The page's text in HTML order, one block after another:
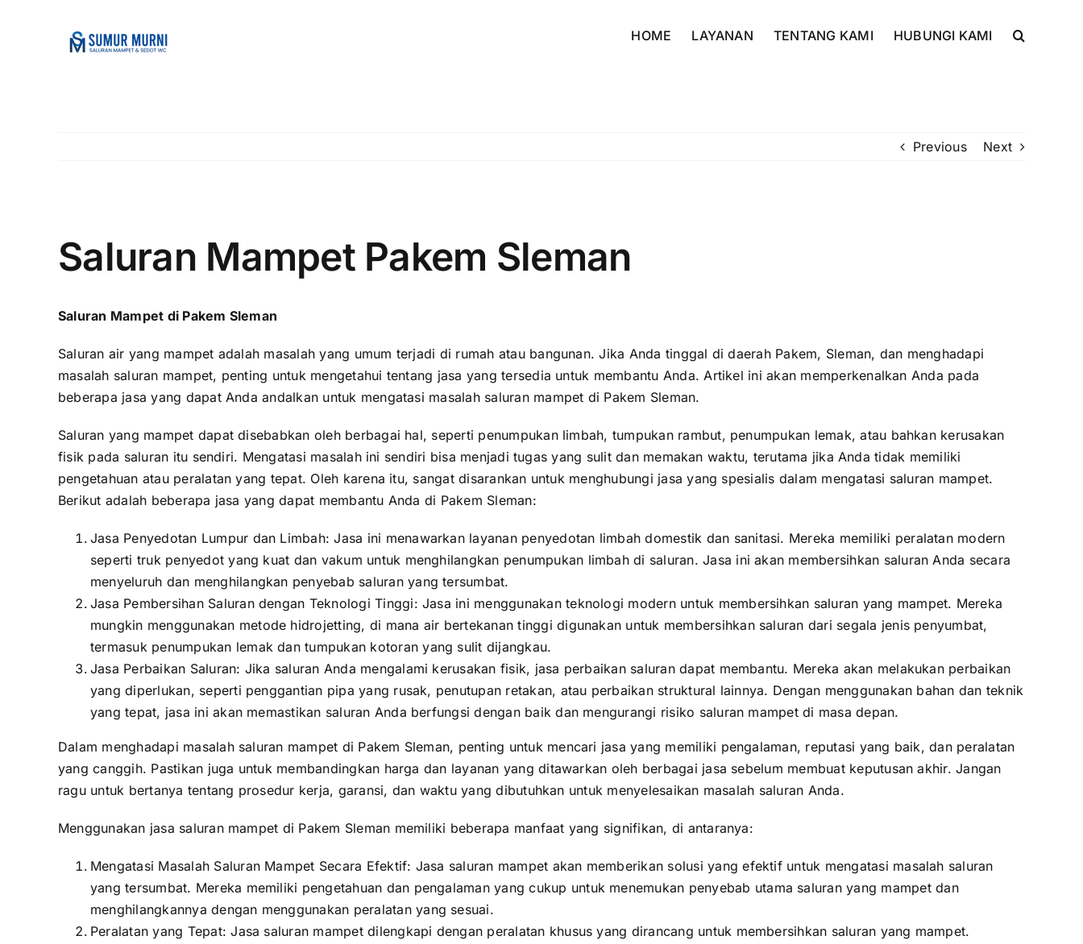
HOME LAYANAN TENTANG KAMI HUBUNGI KAMI
Previous Next
Larger
Image
Saluran Mampet Pakem Sleman
Saluran Mampet di Pakem Sleman
Saluran air yang mampet adalah masalah yang umum terjadi di rumah atau bangunan. Jika Anda tinggal di daerah Pakem, Sleman, dan menghadapi
masalah saluran mampet, penting untuk mengetahui tentang jasa yang tersedia untuk membantu Anda. Artikel ini akan memperkenalkan Anda pada
beberapa jasa yang dapat Anda andalkan untuk mengatasi masalah saluran mampet di Pakem Sleman.
Saluran yang mampet dapat disebabkan oleh berbagai hal, seperti penumpukan limbah, tumpukan rambut, penumpukan lemak, atau bahkan kerusakan
fisik pada saluran itu sendiri. Mengatasi masalah ini sendiri bisa menjadi tugas yang sulit dan memakan waktu, terutama jika Anda tidak memiliki
pengetahuan atau peralatan yang tepat. Oleh karena itu, sangat disarankan untuk menghubungi jasa yang spesialis dalam mengatasi saluran mampet.
Berikut adalah beberapa jasa yang dapat membantu Anda di Pakem Sleman:
Jasa Penyedotan Lumpur dan Limbah: Jasa ini menawarkan layanan penyedotan limbah domestik dan sanitasi. Mereka memiliki peralatan modern
seperti truk penyedot yang kuat dan vakum untuk menghilangkan penumpukan limbah di saluran. Jasa ini akan membersihkan saluran Anda secara
menyeluruh dan menghilangkan penyebab saluran yang tersumbat.
Jasa Pembersihan Saluran dengan Teknologi Tinggi: Jasa ini menggunakan teknologi modern untuk membersihkan saluran yang mampet. Mereka
mungkin menggunakan metode hidrojetting, di mana air bertekanan tinggi digunakan untuk membersihkan saluran dari segala jenis penyumbat,
termasuk penumpukan lemak dan tumpukan kotoran yang sulit dijangkau.
Jasa Perbaikan Saluran: Jika saluran Anda mengalami kerusakan fisik, jasa perbaikan saluran dapat membantu. Mereka akan melakukan perbaikan
yang diperlukan, seperti penggantian pipa yang rusak, penutupan retakan, atau perbaikan struktural lainnya. Dengan menggunakan bahan dan teknik
yang tepat, jasa ini akan memastikan saluran Anda berfungsi dengan baik dan mengurangi risiko saluran mampet di masa depan.
Dalam menghadapi masalah saluran mampet di Pakem Sleman, penting untuk mencari jasa yang memiliki pengalaman, reputasi yang baik, dan peralatan
yang canggih. Pastikan juga untuk membandingkan harga dan layanan yang ditawarkan oleh berbagai jasa sebelum membuat keputusan akhir. Jangan
ragu untuk bertanya tentang prosedur kerja, garansi, dan waktu yang dibutuhkan untuk menyelesaikan masalah saluran Anda.
Menggunakan jasa saluran mampet di Pakem Sleman memiliki beberapa manfaat yang signifikan, di antaranya:
Mengatasi Masalah Saluran Mampet Secara Efektif: Jasa saluran mampet akan memberikan solusi yang efektif untuk mengatasi masalah saluran
yang tersumbat. Mereka memiliki pengetahuan dan pengalaman yang cukup untuk menemukan penyebab utama saluran yang mampet dan
menghilangkannya dengan menggunakan peralatan yang sesuai.
Peralatan yang Tepat: Jasa saluran mampet dilengkapi dengan peralatan khusus yang dirancang untuk membersihkan saluran yang mampet.